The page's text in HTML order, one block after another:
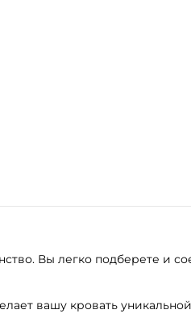
Вы легко подберете и
вашу кровать